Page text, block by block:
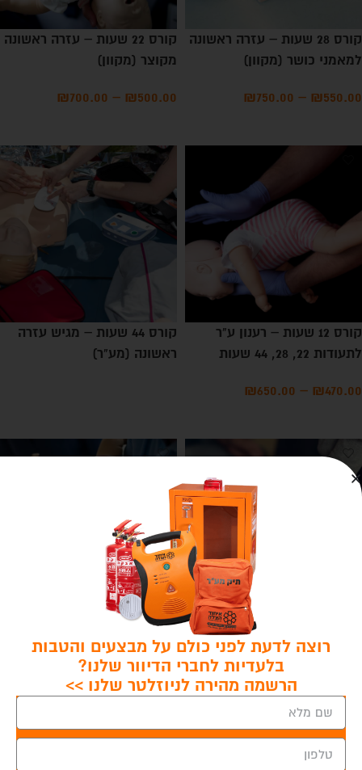
קורס 28 שעות – עזרה ראשונה
למאמני כושר (מקוון)
₪550.00
–
₪750.00
קורס 22 שעות – עזרה ראשונה
מקוצר (מקוון)
₪500.00
–
₪700.00
קורס 12 שעות – רענון ע"ר
לתעודות 22, 28, 44 שעות
₪470.00
–
₪650.00
קורס 44 שעות – מגיש עזרה
ראשונה (מע"ר)
קורס 28 שעות – עזרה ראשונה
למאמני כושר
קורס 22 שעות – עזרה ראשונה
מקוצר
מידע נוסף
רוצה לדעת לפני כולם על מבצעים והטבות
בלעדיות לחברי הדיוור שלנו?
הרשמה מהירה לניוזלטר שלנו >>